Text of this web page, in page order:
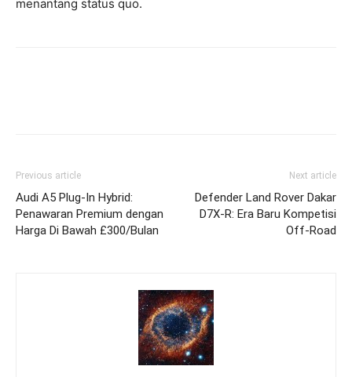
menantang status quo.
Previous article
Audi A5 Plug-In Hybrid:
Penawaran Premium dengan
Harga Di Bawah £300/Bulan
Next article
Defender Land Rover Dakar
D7X-R: Era Baru Kompetisi
Off-Road